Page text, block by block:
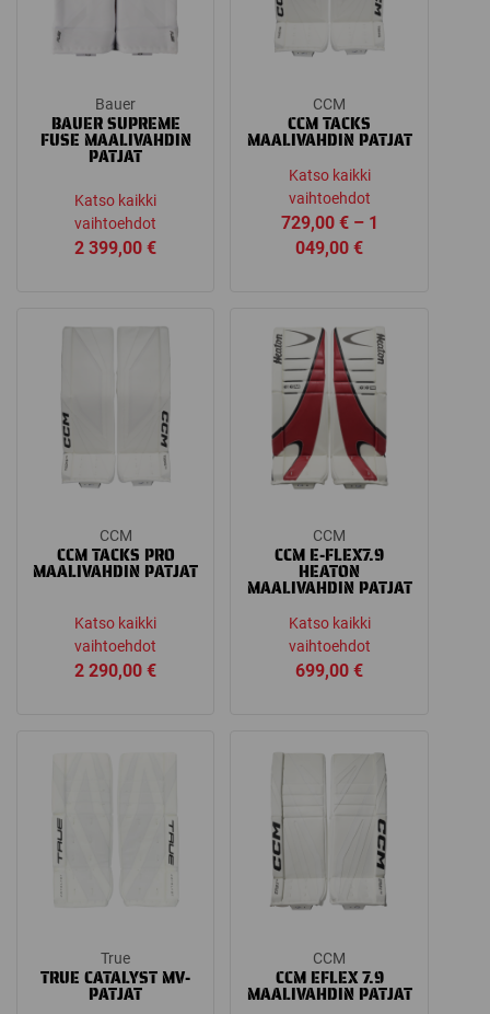
Bauer
BAUER SUPREME
FUSE MAALIVAHDIN
PATJAT
Katso kaikki
vaihtoehdot
2 399,00€
CCM
CCM TACKS
MAALIVAHDIN PATJAT
Katso kaikki
vaihtoehdot
729,00 € – 1
049,00€Price
1
049,00 €
CCM
CCM TACKS PRO
MAALIVAHDIN PATJAT
Katso kaikki
vaihtoehdot
2 290,00€
CCM
CCM E-FLEX7.9
HEATON
MAALIVAHDIN PATJAT
Katso kaikki
vaihtoehdot
699,00€
True
TRUE CATALYST MV-
PATJAT
CCM
CCM EFLEX 7.9
MAALIVAHDIN PATJAT